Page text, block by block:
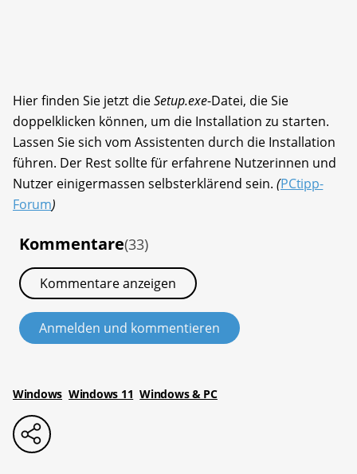
Hier finden Sie jetzt dieSetup.exe-Datei, die Sie
doppelklicken können, um die Installation zu starten.
Lassen Sie sich vom Assistenten durch die Installation
führen. Der Rest sollte für erfahrene Nutzerinnen und
Nutzer einigermassen selbsterklärend sein. (PCtipp-
Forum)
Kommentare(33)
Kommentare anzeigen
Anmelden und kommentieren
Windows Windows 11 Windows & PC